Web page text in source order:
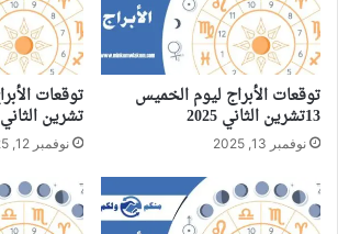
توقعات الأبراج ليوم الخميس
13تشرين الثاني 2025
نوفمبر 13, 2025
تشرين الثاني ٢٠٢٥
نوفمبر 12, 2025